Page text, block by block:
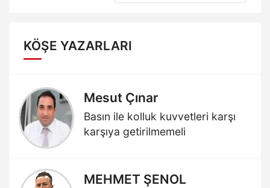
KÖŞE YAZARLARI
Mesut Çınar
Basın ile kolluk kuvvetleri karşı
karşıya getirilmemeli
MEHMET ŞENOL